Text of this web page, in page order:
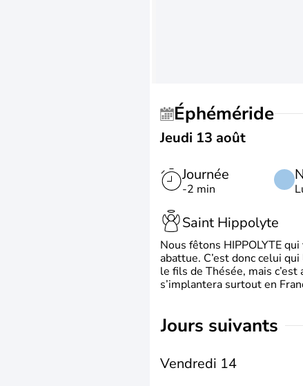
Éphéméride
Jeudi 13 août
Journée
-2 min
Saint Hippolyte
Nous fêtons HIPPOLYTE
abattue. C’est donc celui
le fils de Thésée, mais
s’implantera surtout en
jours suivants
Vendredi 14